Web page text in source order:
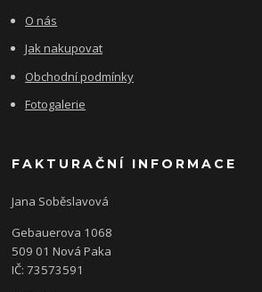
O nás
Jak nakupovat
Obchodní podmínky
Fotogalerie
FAKTURAČNÍ INFORMACE
Jana Soběslavová
Gebauerova 1068
509 01 Nová Paka
IČ: 73573591